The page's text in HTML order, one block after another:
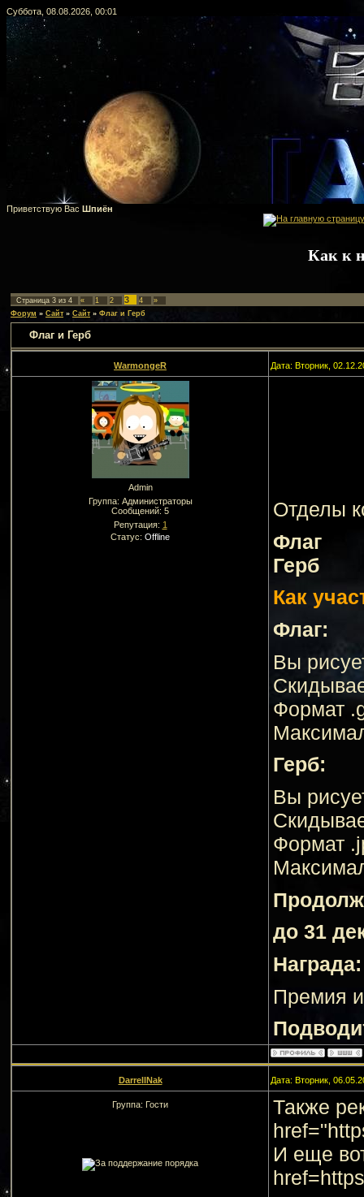
Суббота, 08.08.2026, 00:01
Приветствую Вас Шпиён
Как к
Страница 3 из 4 « 1 2 3 4
»
Форум » Сайт » Сайт » Флаг и Герб
Флаг и Герб
WarmongeR Дата: Вторник,
Admin
Группа: Администраторы
Сообщений: 5
Репутация: 1
Статус: Offline
Отделы
Флаг
Герб
Как
Флаг:
Вы
Формат
Герб:
Вы
Формат
до 31
Награда:
Премия
DarrellNak Дата: Вторник,
Группа: Гости
Также
И еще